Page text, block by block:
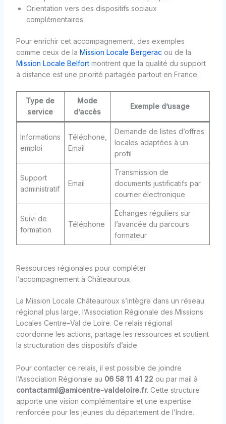
Orientation vers des dispositifs sociaux
complémentaires.
Pour enrichir cet accompagnement, des exemples
comme ceux de la Mission Locale Bergerac ou de la
Mission Locale Belfortmontrent que la qualité du support
à distance est une priorité partagée partout en France.
Type de
service
Mode
d’accès
Exemple d’usage
Informations
emploi
Téléphone,
Email
Demande de listes d’offres
locales adaptées à un
profil
Support
administratif
Email
Transmission de
documents justificatifs par
courrier électronique
Suivi de
formation
Téléphone
Échanges réguliers sur
l’avancée du parcours
formateur
Ressources régionales pour compléter
l’accompagnement à Châteauroux
La Mission Locale Châteauroux s’intègre dans un réseau
régional plus large, l’Association Régionale des Missions
Locales Centre–Val de Loire. Ce relais régional
coordonne les actions, partage les ressources et soutient
la structuration des dispositifs d’aide.
Pour contacter ce relais, il est possible de joindre
l’Association Régionale au 06 58 11 41 22 ou par mail à
contactarml@amicentre-valdeloire.fr. Cette structure
apporte une vision complémentaire et une expertise
renforcée pour les jeunes du département de l’Indre.